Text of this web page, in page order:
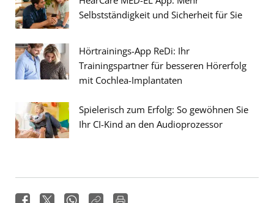
Selbstständigkeit und Sicherheit für Sie
Hörtrainings-App ReDi: Ihr
Trainingspartner für besseren Hörerfolg
mit Cochlea-Implantaten
Spielerisch zum Erfolg: So gewöhnen Sie
Ihr CI-Kind an den Audioprozessor